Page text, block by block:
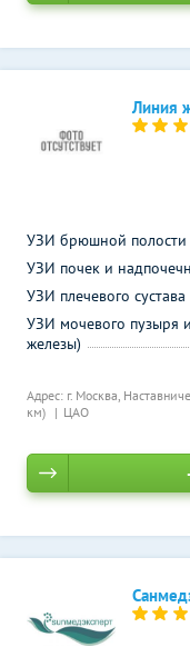
Линия
Адрес: г. Москва,
км)
ЦАО
УЗИ брюшной полости
УЗИ почек и
УЗИ плечевого сустава
УЗИ мочевого пузыря
железы)